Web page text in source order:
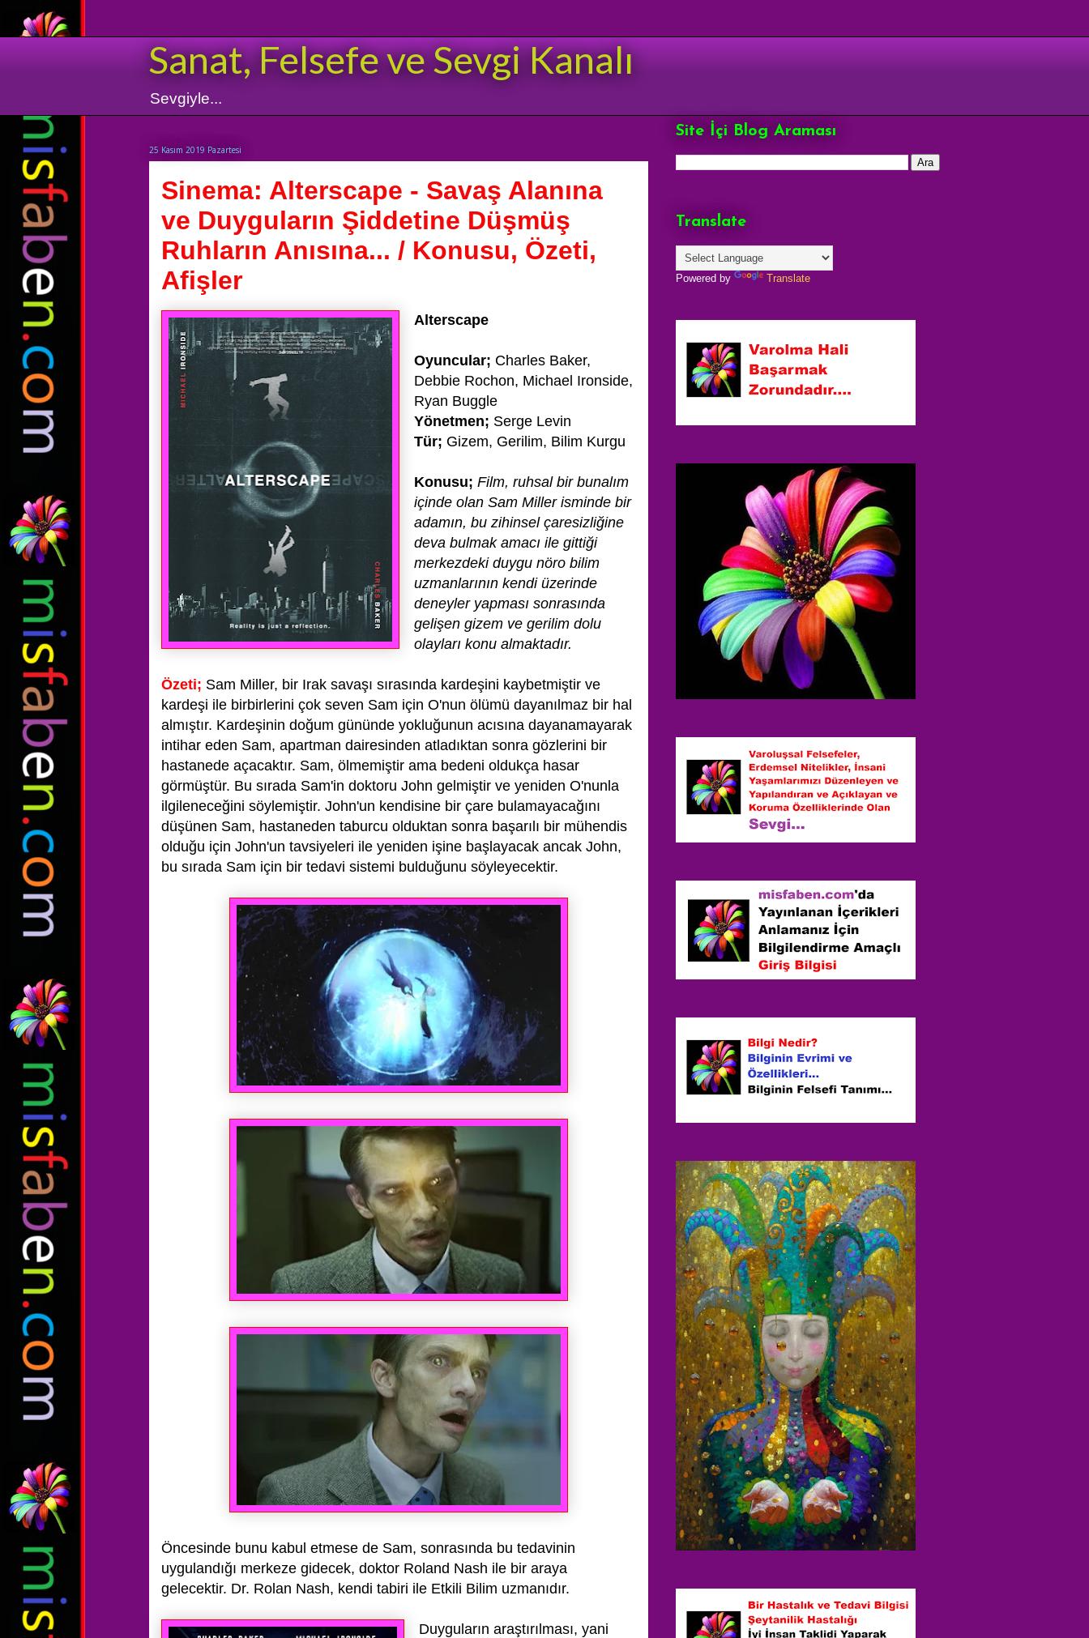
Sanat, Felsefe ve Sevgi Kanalı
Sevgiyle...
25 Kasım 2019 Pazartesi
Sinema: Alterscape - Savaş Alanına
ve Duyguların Şiddetine Düşmüş
Ruhların Anısına... / Konusu, Özeti,
Afişler
Alterscape
Oyuncular; Charles Baker,
Debbie Rochon, Michael Ironside,
Ryan Buggle
Yönetmen; Serge Levin
Tür; Gizem, Gerilim, Bilim Kurgu
Konusu; Film, ruhsal bir bunalım
içinde olan Sam Miller isminde bir
adamın, bu zihinsel çaresizliğine
deva bulmak amacı ile gittiği
merkezdeki duygu nöro bilim
uzmanlarının kendi üzerinde
deneyler yapması sonrasında
gelişen gizem ve gerilim dolu
olayları konu almaktadır.
Özeti; Sam Miller, bir Irak savaşı sırasında kardeşini kaybetmiştir ve
kardeşi ile birbirlerini çok seven Sam için O'nun ölümü dayanılmaz bir hal
almıştır. Kardeşinin doğum gününde yokluğunun acısına dayanamayarak
intihar eden Sam, apartman dairesinden atladıktan sonra gözlerini bir
hastanede açacaktır. Sam, ölmemiştir ama bedeni oldukça hasar
görmüştür. Bu sırada Sam'in doktoru John gelmiştir ve yeniden O'nunla
ilgileneceğini söylemiştir. John'un kendisine bir çare bulamayacağını
düşünen Sam, hastaneden taburcu olduktan sonra başarılı bir mühendis
olduğu için John'un tavsiyeleri ile yeniden işine başlayacak ancak John,
bu sırada Sam için bir tedavi sistemi bulduğunu söyleyecektir.
Öncesinde bunu kabul etmese de Sam, sonrasında bu tedavinin
uygulandığı merkeze gidecek, doktor Roland Nash ile bir araya
gelecektir. Dr. Rolan Nash, kendi tabiri ile Etkili Bilim uzmanıdır.
Duyguların araştırılması, yani
Site İçi Blog Araması
Translate
Powered by Translate